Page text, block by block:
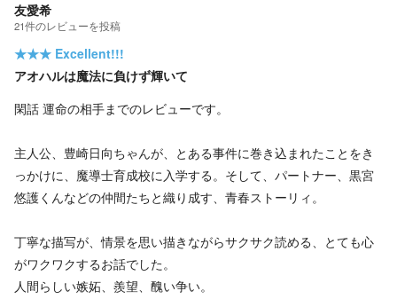
友愛希
21件のレビューを投稿
★★★ Excellent!!!
アオハルは魔法に負けず輝いて
閑話 運命の相手までのレビューです。
主人公、豊崎日向ちゃんが、とある事件に巻き込まれたことをき
っかけに、魔導士育成校に入学する。そして、パートナー、黒宮
悠護くんなどの仲間たちと織り成す、青春ストーリィ。
丁寧な描写が、情景を思い描きながらサクサク読める、とても心
がワクワクするお話でした。
人間らしい嫉妬、羨望、醜い争い。